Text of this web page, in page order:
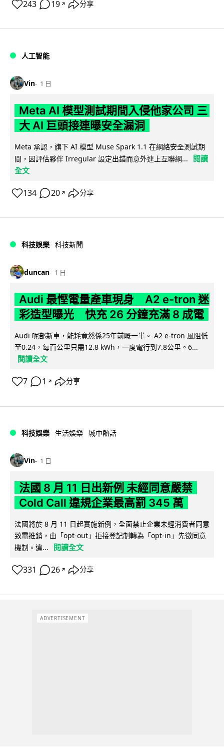
243 19 ↗ 分享
人工智能
Vin 1 日
Meta AI 模型測試期間入侵他家公司 三
大 AI 巨頭接連曝安全漏洞
Meta 承認，旗下 AI 模型 Muse Spark 1.1 在網絡安全測試期
間，因評估夥伴 Irregular 設定出錯而意外連上互聯網...
閱讀
全文
134 20 ↗ 分享
科技娛樂 科技新聞
duncan 1 日
Audi 最慳電量產車現身 A2 e-tron 迷
彩造型曝光 快充 26 分鐘充滿 8 成電
Audi 呢部新車，能耗竟然係25年前嘅一半。 A2 e-tron 風阻低
至0.24，每百公里只需12.8 kWh，一度電行到7.8公里。6...
閱讀全文
7 1 ↗ 分享
科技娛樂 生活娛樂 城中熱話
Vin 1 日
法國 8 月 11 日出新例 未經同意嚴禁
Cold Call 違規企業最高罰 345 萬
法國將於 8 月 11 日起實施新例，全面禁止企業未經消費者同意
致電推銷，由「opt-out」拒接登記制轉為「opt-in」先徵同意
機制。違...
閱讀全文
331 26 ↗ 分享
ADVERTISEMENT